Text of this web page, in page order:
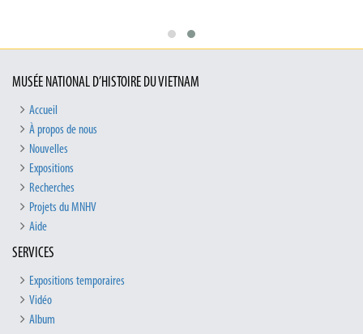
MUSÉE NATIONAL D’HISTOIRE DU VIETNAM
Accueil
À propos de nous
Nouvelles
Expositions
Recherches
Projets du MNHV
Aide
SERVICES
Expositions temporaires
Vidéo
Album